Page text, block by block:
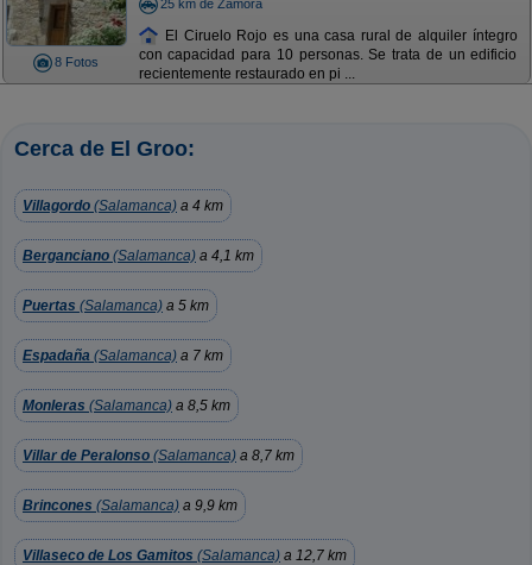
8 Fotos
25 km de Zamora
El Ciruelo Rojo es una casa rural de alquiler íntegro
con capacidad para 10 personas. Se trata de un edificio
recientemente restaurado en pi ...
Cerca de El Groo:
Villagordo (Salamanca) a 4 km
Berganciano (Salamanca) a 4,1 km
Puertas (Salamanca) a 5 km
Espadaña (Salamanca) a 7 km
Monleras (Salamanca) a 8,5 km
Villar de Peralonso (Salamanca) a 8,7 km
Brincones (Salamanca) a 9,9 km
Villaseco de Los Gamitos (Salamanca) a 12,7 km